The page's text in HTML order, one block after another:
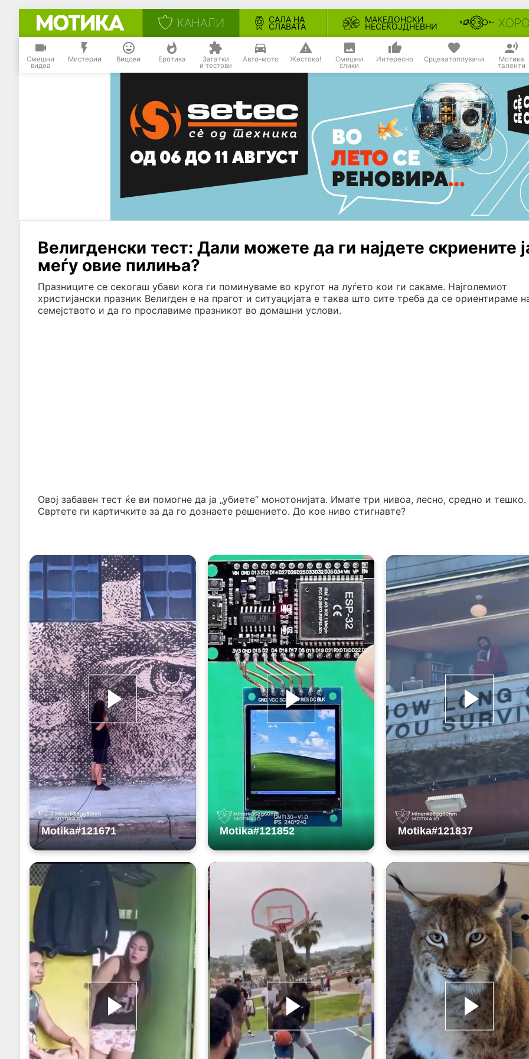
КАНАЛИ САЛА НА
СЛАВАТА
МАКЕДОНСКИ
НЕСЕКОЈДНЕВНИ
Смешни
видеа
Мистерии Вицови Еротика Загатки
и тестови
Авто-мото Жестоко! Смешни
слики
Интересно Срцезатоплувачи Мотика
таленти
Велигденски тест: Дали можете да ги најдете скриените
меѓу овие пилиња?
Празниците се секогаш убави кога ги поминуваме во кругот на луѓето кои ги сакаме. Најголемиот
христијански празник Велигден е на прагот и ситуацијата е таква што сите треба да се ориентираме
семејството и да го прославиме празникот во домашни услови.
Овој забавен тест ќе ви помогне да ја „убиете“ монотонијата. Имате три нивоа, лесно, средно и тешко.
Свртете ги картичките за да го дознаете решението. До кое ниво стигнавте?